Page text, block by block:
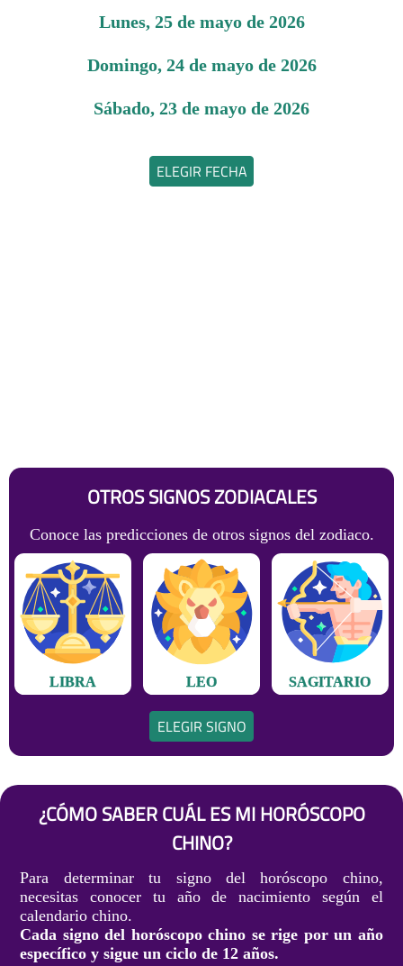
lunes, 25 de mayo de 2026
domingo, 24 de mayo de 2026
sábado, 23 de mayo de 2026
ELEGIR FECHA
OTROS SIGNOS ZODIACALES
Conoce las predicciones de otros signos del zodiaco.
LIBRA LEO SAGITARIO
ELEGIR SIGNO
¿CÓMO SABER CUÁL ES MI HORÓSCOPO
CHINO?
Para determinar tu signo del horóscopo chino,
necesitas conocer tu año de nacimiento según el
calendario chino.
Cada signo del horóscopo chino se rige por un año
específico y sigue un ciclo de 12 años.